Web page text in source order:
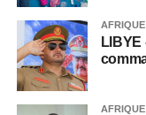
AFRIQUE
AFRIQUE